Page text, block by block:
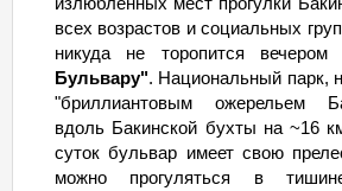
всех возрастов и социальных
никуда не торопится
Бульвару". Национальный парк,
"бриллиантовым ожерельем
вдоль Бакинской бухты на ~16
суток бульвар имеет свою
можно прогуляться в